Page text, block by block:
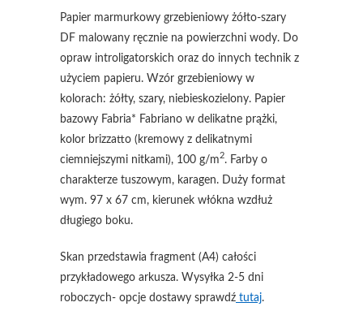
Papier marmurkowy grzebieniowy żółto-szary
DF malowany ręcznie na powierzchni wody. Do
opraw introligatorskich oraz do innych technik z
użyciem papieru. Wzór grzebieniowy w
kolorach: żółty, szary, niebieskozielony. Papier
bazowy Fabria* Fabriano w delikatne prążki,
kolor brizzatto (kremowy z delikatnymi
ciemniejszymi nitkami), 100 g/m2. Farby o
charakterze tuszowym, karagen. Duży format
wym. 97 x 67 cm, kierunek włókna wzdłuż
długiego boku.
Skan przedstawia fragment (A4) całości
przykładowego arkusza. Wysyłka 2-5 dni
roboczych- opcje dostawy sprawdź tutaj.